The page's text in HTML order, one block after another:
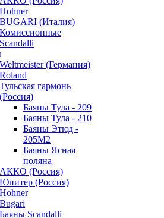
Hohner
BUGARI (Италия)
Комиссионные
Scandalli
Weltmeister (Германия)
Roland
Тульская гармонь
(Россия)
Баяны Тула - 209
Баяны Тула - 210
Баяны Этюд -
205М2
Баяны Ясная
поляна
АККО (Россия)
Юпитер (Россия)
Hohner
Bugari
Баяны Scandalli